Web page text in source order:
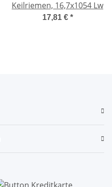
Keilriemen, 16,7x1054 Lw
17,81 € *